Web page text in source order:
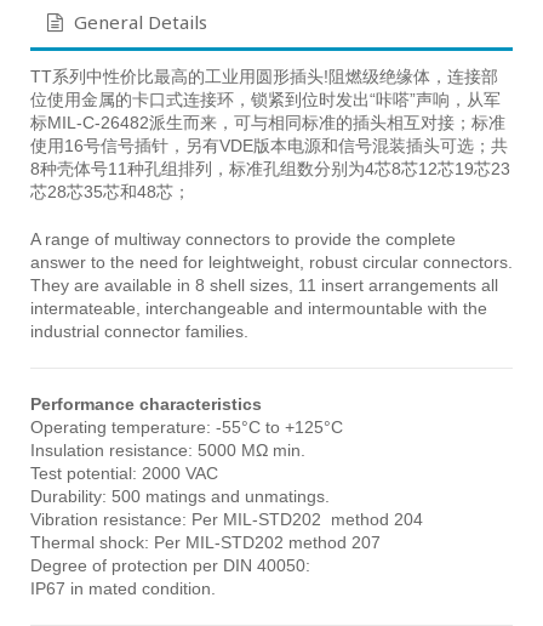
General Details
TT系列中性价比最高的工业用圆形插头!阻燃级绝缘体，连接部
位使用金属的卡口式连接环，锁紧到位时发出“咔嗒”声响，从军
标MIL-C-26482派生而来，可与相同标准的插头相互对接；标准
使用16号信号插针，另有VDE版本电源和信号混装插头可选；共
8种壳体号11种孔组排列，标准孔组数分别为4芯8芯12芯19芯23
芯28芯35芯和48芯；
A range of multiway connectors to provide the complete
answer to the need for leightweight, robust circular connectors.
They are available in 8 shell sizes, 11 insert arrangements all
intermateable, interchangeable and intermountable with the
industrial connector families.
Performance characteristics
Operating temperature: -55°C to +125°C
Insulation resistance: 5000 MΩ min.
Test potential: 2000 VAC
Durability: 500 matings and unmatings.
Vibration resistance: Per MIL-STD202 method 204
Thermal shock: Per MIL-STD202 method 207
Degree of protection per DIN 40050:
IP67 in mated condition.